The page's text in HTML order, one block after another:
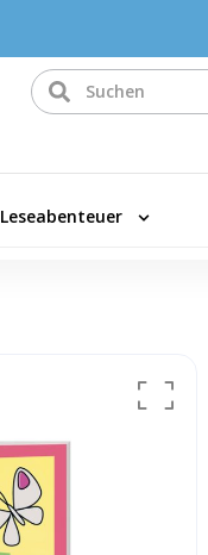
Leseabenteuer